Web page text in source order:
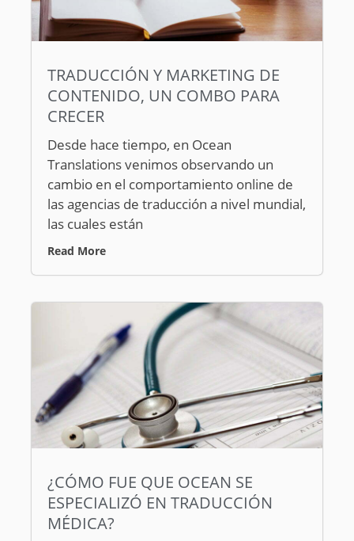
TRADUCCIÓN Y MARKETING DE
CONTENIDO, UN COMBO PARA
CRECER
Desde hace tiempo, en Ocean
Translations venimos observando un
cambio en el comportamiento online de
las agencias de traducción a nivel mundial,
las cuales están
Read More
¿CÓMO FUE QUE OCEAN SE
ESPECIALIZÓ EN TRADUCCIÓN
MÉDICA?